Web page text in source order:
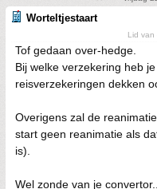
Worteltjestaart
Lid van
Tof gedaan over-hedge.
Bij welke verzekering heb
reisverzekeringen dekken
Overigens zal de
start geen reanimatie als
is).
Wel zonde van je convertor...